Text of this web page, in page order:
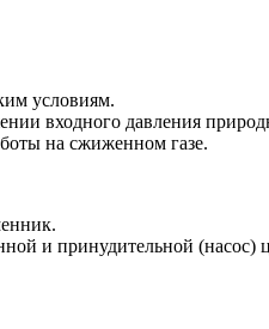
условиям.
входного давления
на сжиженном газе.
и принудительной (насос)